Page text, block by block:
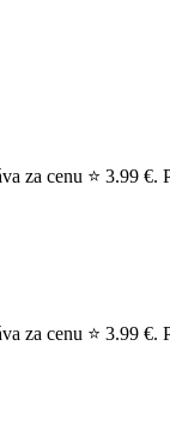
za cenu ⭐ 3.99
za cenu ⭐ 3.99